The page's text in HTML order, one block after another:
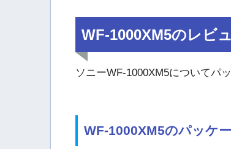
WF-1000XM5のレビ
ソニーWF-1000XM5についてパ
WF-1000XM5のパッケ